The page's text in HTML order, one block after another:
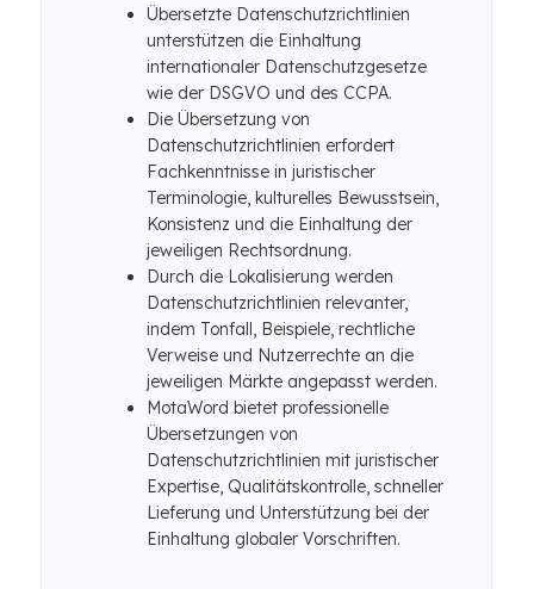
Übersetzte Datenschutzrichtlinien
unterstützen die Einhaltung
internationaler Datenschutzgesetze
wie der DSGVO und des CCPA.
Die Übersetzung von
Datenschutzrichtlinien erfordert
Fachkenntnisse in juristischer
Terminologie, kulturelles Bewusstsein,
Konsistenz und die Einhaltung der
jeweiligen Rechtsordnung.
Durch die Lokalisierung werden
Datenschutzrichtlinien relevanter,
indem Tonfall, Beispiele, rechtliche
Verweise und Nutzerrechte an die
jeweiligen Märkte angepasst werden.
MotaWord bietet professionelle
Übersetzungen von
Datenschutzrichtlinien mit juristischer
Expertise, Qualitätskontrolle, schneller
Lieferung und Unterstützung bei der
Einhaltung globaler Vorschriften.